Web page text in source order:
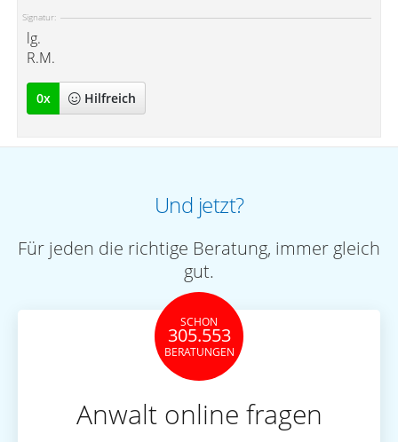
Signatur:
lg.
R.M.
0x Hilfreich
Und jetzt?
Für jeden die richtige Beratung, immer gleich
gut.
SCHON
305.553
BERATUNGEN
Anwalt online fragen